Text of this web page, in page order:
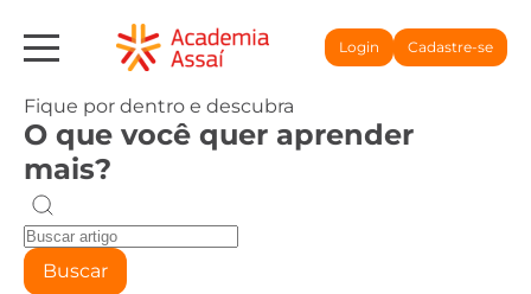
Login Cadastre-se
Fique por dentro e descubra
O que você quer aprender
mais?
Buscar